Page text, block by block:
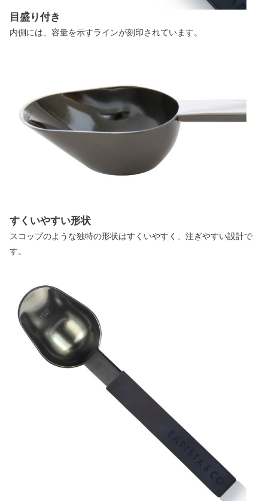
目盛り付き
内側には、容量を示すラインが刻印されています。
すくいやすい形状
スコップのような独特の形状はすくいやすく、注ぎやすい設計で
す。